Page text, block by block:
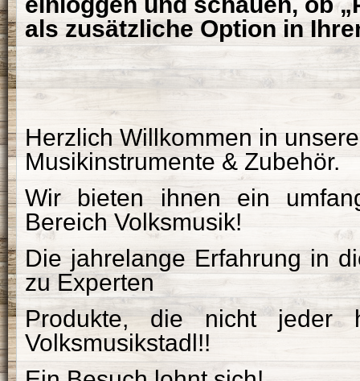
als zusätzliche Option in
Herzlich Willkommen in
Musikinstrumente & Zubehör.
Wir bieten ihnen ein
Bereich Volksmusik!
Die jahrelange Erfahrung in
zu Experten
Produkte, die nicht
Volksmusikstadl!!